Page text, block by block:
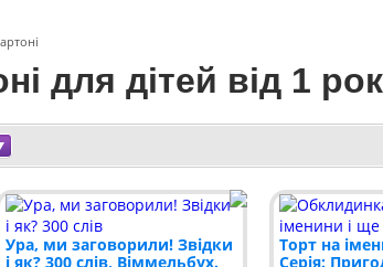
для дітей від 1
Ура, ми заговорили! Звідки
і як? 300 слів, Віммельбух.
Торт на
Серія: